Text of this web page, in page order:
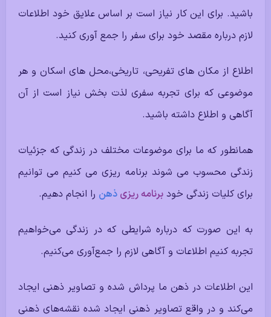
باشید. برای این کار نیاز است بر اساس علایق خود اطلاعات
لازم درباره مقصد خود برای سفر را جمع آوری کنید.
اطلاع از مکان های تفریحی،‌ تاریخی،‌محل های اسکان و هر
موضوعی که برای تجربه سفری لذت بخش نیاز است از آن
آگاهی و اطلاع داشته باشید.
همانطور که ما برای موضوعات مختلف در زندگی که جزئیات
زندگی محسوب می شوند برنامه ریزی می کنیم می توانیم
برای کلیات زندگی خود برنامه ریزی ذهن را انجام دهیم.
به این صورت که درباره شرایطی که در زندگی می‌خواهیم
تجربه کنیم اطلاعات و آگاهی لازم را جمع‌آوری می‌کنیم.
این اطلاعات در ذهن ما پرداش شده و تصاویر ذهنی ایجاد
می‌کند و در واقع تصاویر ذهنی ایجاد شده نقشه‌های ذهنی